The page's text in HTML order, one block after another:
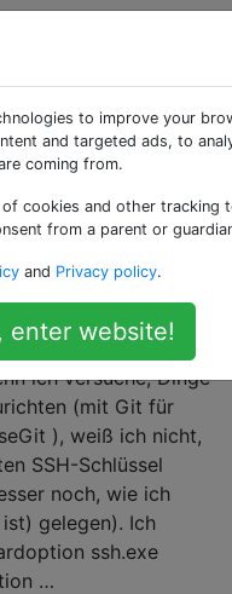
Windows
mein privater
unter Linux
ich versuche, Dinge
(mit Git für
), weiß ich nicht,
SSH-Schlüssel
noch, wie ich
gelegen). Ich
ssh.exe
…
to improve your
and targeted ads, to
coming from.
cookies and other tracking
from a parent or
and Privacy policy.
enter website!